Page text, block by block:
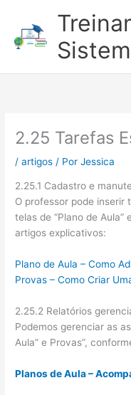
2.25 Tarefas
/artigos / PorJessica
2.25.1 Cadastro e
O professor pode inserir
telas de “Plano de Aula”
artigos explicativos:
Plano de Aula – Como
Provas – Como Criar
2.25.2 Relatórios
Podemos gerenciar as
Aula” e Provas”,
Planos de Aula –